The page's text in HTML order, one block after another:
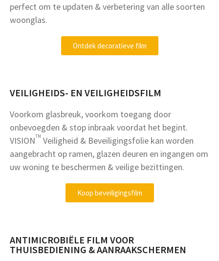
perfect om te updaten & verbetering van alle soorten
woonglas.
Ontdek decoratieve film
VEILIGHEIDS- EN VEILIGHEIDSFILM
Voorkom glasbreuk, voorkom toegang door
onbevoegden & stop inbraak voordat het begint.
VISIONTM Veiligheid & Beveiligingsfolie kan worden
aangebracht op ramen, glazen deuren en ingangen om
uw woning te beschermen & veilige bezittingen.
Koop beveiligingsfilm
ANTIMICROBIËLE FILM VOOR
THUISBEDIENING & AANRAAKSCHERMEN